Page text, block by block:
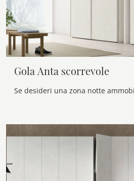
Gola Anta scorrevole